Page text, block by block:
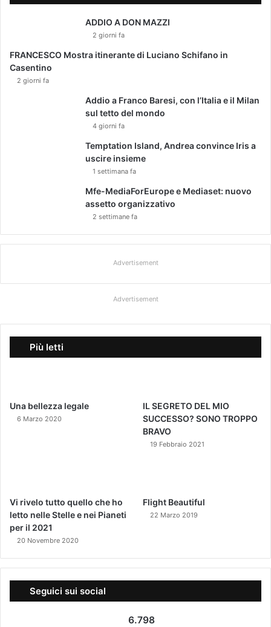
ADDIO A DON MAZZI
2 giorni fa
FRANCESCO Mostra itinerante di Luciano Schifano in
Casentino
2 giorni fa
Addio a Franco Baresi, con l’Italia e il Milan
sul tetto del mondo
4 giorni fa
Temptation Island, Andrea convince Iris a
uscire insieme
1 settimana fa
Mfe-MediaForEurope e Mediaset: nuovo
assetto organizzativo
2 settimane fa
Advertisement
Advertisement
Più letti
Una bellezza legale
6 Marzo 2020
IL SEGRETO DEL MIO
SUCCESSO? SONO TROPPO
BRAVO
19 Febbraio 2021
Vi rivelo tutto quello che ho
letto nelle Stelle e nei Pianeti
per il 2021
20 Novembre 2020
Flight Beautiful
22 Marzo 2019
Seguici sui social
6.798